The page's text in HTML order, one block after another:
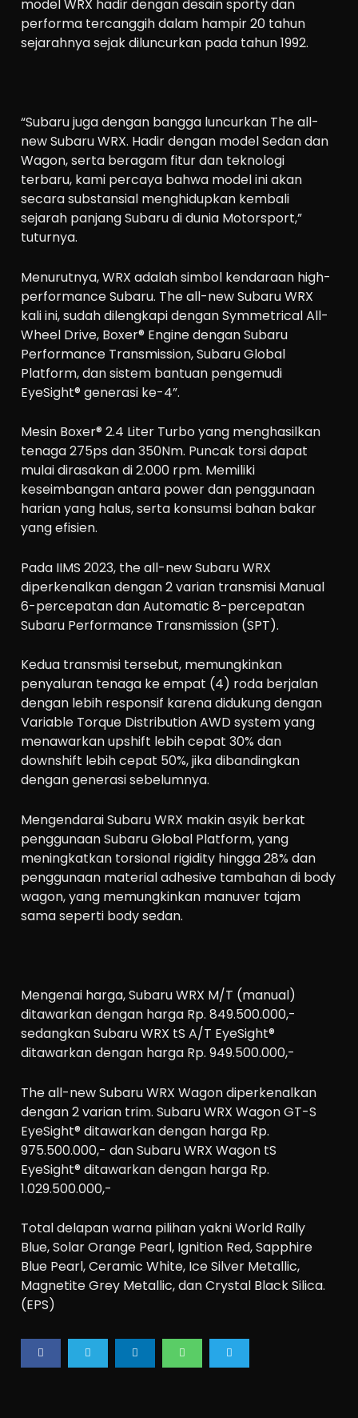
model WRX hadir dengan desain sporty dan
performa tercanggih dalam hampir 20 tahun
sejarahnya sejak diluncurkan pada tahun 1992.
“Subaru juga dengan bangga luncurkan The all-
new Subaru WRX. Hadir dengan model Sedan dan
Wagon, serta beragam fitur dan teknologi
terbaru, kami percaya bahwa model ini akan
secara substansial menghidupkan kembali
sejarah panjang Subaru di dunia Motorsport,”
tuturnya.
Menurutnya, WRX adalah simbol kendaraan high-
performance Subaru. The all-new Subaru WRX
kali ini, sudah dilengkapi dengan Symmetrical All-
Wheel Drive, Boxer® Engine dengan Subaru
Performance Transmission, Subaru Global
Platform, dan sistem bantuan pengemudi
EyeSight® generasi ke-4”.
Mesin Boxer® 2.4 Liter Turbo yang menghasilkan
tenaga 275ps dan 350Nm. Puncak torsi dapat
mulai dirasakan di 2.000 rpm. Memiliki
keseimbangan antara power dan penggunaan
harian yang halus, serta konsumsi bahan bakar
yang efisien.
Pada IIMS 2023, the all-new Subaru WRX
diperkenalkan dengan 2 varian transmisi Manual
6-percepatan dan Automatic 8-percepatan
Subaru Performance Transmission (SPT).
Kedua transmisi tersebut, memungkinkan
penyaluran tenaga ke empat (4) roda berjalan
dengan lebih responsif karena didukung dengan
Variable Torque Distribution AWD system yang
menawarkan upshift lebih cepat 30% dan
downshift lebih cepat 50%, jika dibandingkan
dengan generasi sebelumnya.
Mengendarai Subaru WRX makin asyik berkat
penggunaan Subaru Global Platform, yang
meningkatkan torsional rigidity hingga 28% dan
penggunaan material adhesive tambahan di body
wagon, yang memungkinkan manuver tajam
sama seperti body sedan.
Mengenai harga, Subaru WRX M/T (manual)
ditawarkan dengan harga Rp. 849.500.000,-
sedangkan Subaru WRX tS A/T EyeSight®
ditawarkan dengan harga Rp. 949.500.000,-
The all-new Subaru WRX Wagon diperkenalkan
dengan 2 varian trim. Subaru WRX Wagon GT-S
EyeSight® ditawarkan dengan harga Rp.
975.500.000,- dan Subaru WRX Wagon tS
EyeSight® ditawarkan dengan harga Rp.
1.029.500.000,-
Total delapan warna pilihan yakni World Rally
Blue, Solar Orange Pearl, Ignition Red, Sapphire
Blue Pearl, Ceramic White, Ice Silver Metallic,
Magnetite Grey Metallic, dan Crystal Black Silica.
(EPS)